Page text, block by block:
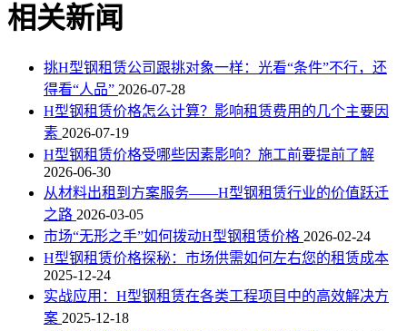
相关新闻
挑H型钢租赁公司跟挑对象一样：光看“条件”不行，还
得看“人品” 2026-07-28
H型钢租赁价格怎么计算？影响租赁费用的几个主要因
素 2026-07-19
H型钢租赁价格受哪些因素影响？施工前要提前了解
2026-06-30
从材料出租到方案服务——H型钢租赁行业的价值跃迁
之路 2026-03-05
市场“无形之手”如何拨动H型钢租赁价格 2026-02-24
H型钢租赁价格探秘：市场供需如何左右您的租赁成本
2025-12-24
实战应用：H型钢租赁在各类工程项目中的高效解决方
案 2025-12-18